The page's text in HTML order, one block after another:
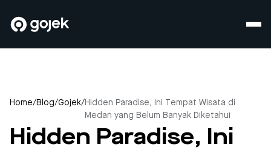
Home/Blog/Gojek/Hidden Paradise, Ini Tempat Wisata di
Medan yang Belum Banyak Diketahui
Hidden Paradise, Ini